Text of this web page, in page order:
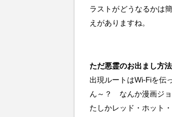
ラストがどうなるかは
えがありますね。
ただ悪霊のお出まし方
出現ルートはWi-Fiを伝
ん～？ なんか漫画ジョ
たしかレッド・ホット